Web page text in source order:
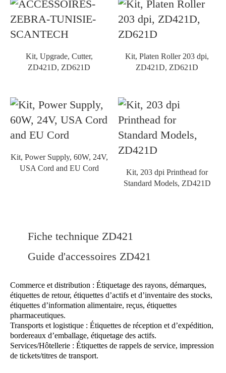
Kit, Upgrade, Cutter,
ZD421D, ZD621D
Kit, Platen Roller 203 dpi,
ZD421D, ZD621D
Kit, Power Supply, 60W, 24V,
USA Cord and EU Cord
Kit, 203 dpi Printhead for
Standard Models, ZD421D
Fiche technique ZD421
Guide d'accessoires ZD421
Commerce et distribution : Étiquetage des rayons, démarques,
étiquettes de retour, étiquettes d’actifs et d’inventaire des stocks,
étiquettes d’information alimentaire, reçus, étiquettes
pharmaceutiques.
Transports et logistique : Étiquettes de réception et d’expédition,
bordereaux d’emballage, étiquetage des actifs.
Services/Hôtellerie : Étiquettes de rappels de service, impression
de tickets/titres de transport.